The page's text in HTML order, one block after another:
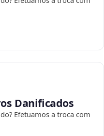
Danificados
Efetuamos a troca com